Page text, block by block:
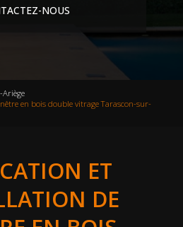
NOUS
en bois double vitrage Tarascon-sur-
ET
DE